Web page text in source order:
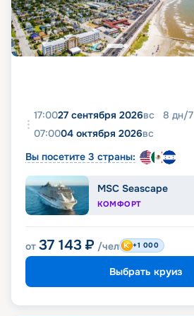
17:0027 сентября 2026вс 8 дн/7
07:0004 октября 2026вс
Вы посетите 3 страны:
MSC Seascape
КОМФОРТ
от 37 143 ₽ /чел +1 000
Выбрать круиз